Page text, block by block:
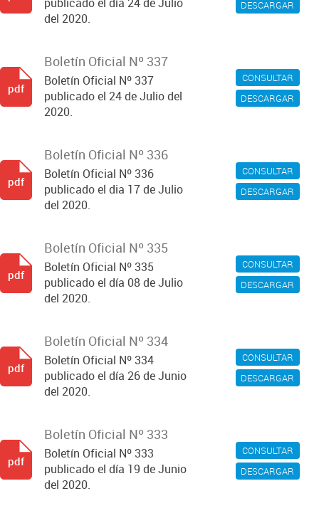
DESCARGAR
del 2020.
CONSULTAR
DESCARGAR
Boletín Oficial Nº 337
Boletín Oficial Nº 337
publicado el 24 de Julio del
2020.
pdf
CONSULTAR
DESCARGAR
Boletín Oficial Nº 336
Boletín Oficial Nº 336
publicado el dia 17 de Julio
del 2020.
pdf
CONSULTAR
DESCARGAR
Boletín Oficial Nº 335
Boletín Oficial Nº 335
publicado el día 08 de Julio
del 2020.
pdf
CONSULTAR
DESCARGAR
Boletín Oficial Nº 334
Boletín Oficial Nº 334
publicado el día 26 de Junio
del 2020.
pdf
CONSULTAR
DESCARGAR
Boletín Oficial Nº 333
Boletín Oficial Nº 333
publicado el día 19 de Junio
del 2020.
pdf